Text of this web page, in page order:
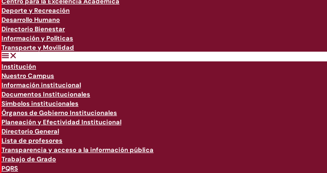
Deporte y Recreación
Desarrollo Humano
Directorio Bienestar
Información y Políticas
Transporte y Movilidad
Institución
Nuestro Campus
Información institucional
Documentos Institucionales
Símbolos institucionales
Órganos de Gobierno Institucionales
Planeación y Efectividad Institucional
Directorio General
Lista de profesores
Transparencia y acceso a la información pública
Trabajo de Grado
PQRS